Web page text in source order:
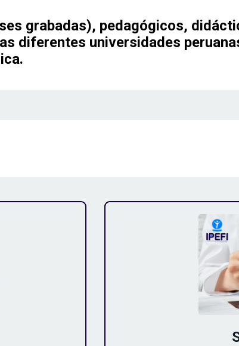
grabadas), pedagógicos,
diferentes universidades